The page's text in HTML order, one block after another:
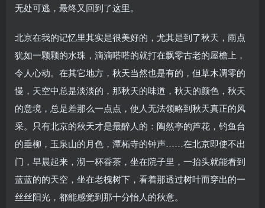
无处可逃，最终又回到了这里。
北京在我的记忆里其实是很美好的，尤其是到了秋天，雨点
犹如一颗颗的水珠，滴滴嗒嗒的就打在飘零古老的屋檐上，
令人心动。在其它地方，秋天当然也是有的，但草木凋零的
慢，天空中总是淡淡的，那秋天的味道，秋天的颜色，秋天
的意境，总是差那么一点点，使人无法领略到秋天真正的风
采。只有北京的秋天才是最醉人的：陶然亭的芦花，钓鱼台
的垂柳，玉泉山的月色，潭柘寺的钟声……在北京即使不出
门，早晨起来，沏一杯香茶，坐在院子里，一抬头就能看到
蓝蓝的的天空，坐在老槐树下，看着那透过树叶而穿出的一
丝丝阳光，都能感觉到那十分怡人的秋意。